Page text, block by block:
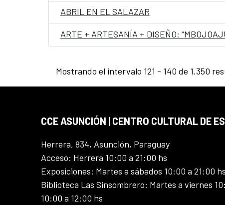
ABRIL EN EL SALAZAR
ARTE + ARTESANÍA + DISEÑO:
Mostrando el intervalo 121 - 140 de 1.350
CCE ASUNCIÓN | CENTRO CULTURAL DE
Herrera, 834, Asunción, Paraguay
Acceso: Herrera 10:00 a 21:00 hs
Exposiciones: Martes a sábados 10:00 a 21:00 hs
Biblioteca Las Sinsombrero: Martes a viernes
10:00 a 12:00 hs